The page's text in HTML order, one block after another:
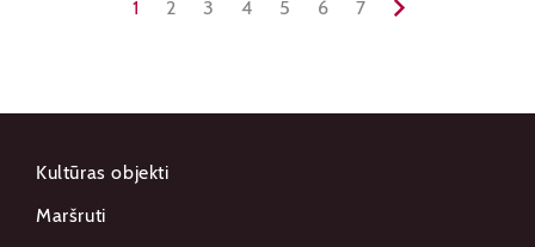
1 2 3 4 5 6 7
Kultūras objekti
Maršruti